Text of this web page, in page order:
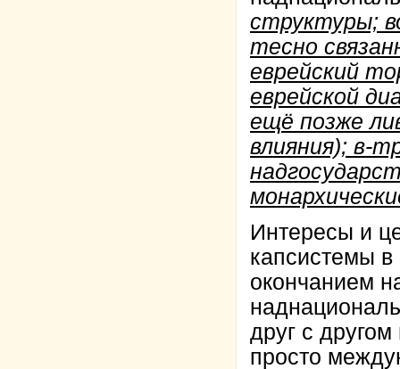
структуры;
тесно
еврейский
еврейской
ещё позже
влияния); в-
Интересы и
капсистемы в
окончанием
друг с
просто